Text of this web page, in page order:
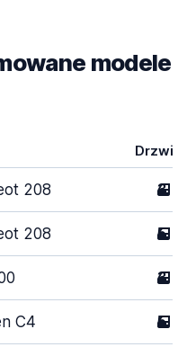
modele
Drzwi
208 3
208 5
3
C4 5